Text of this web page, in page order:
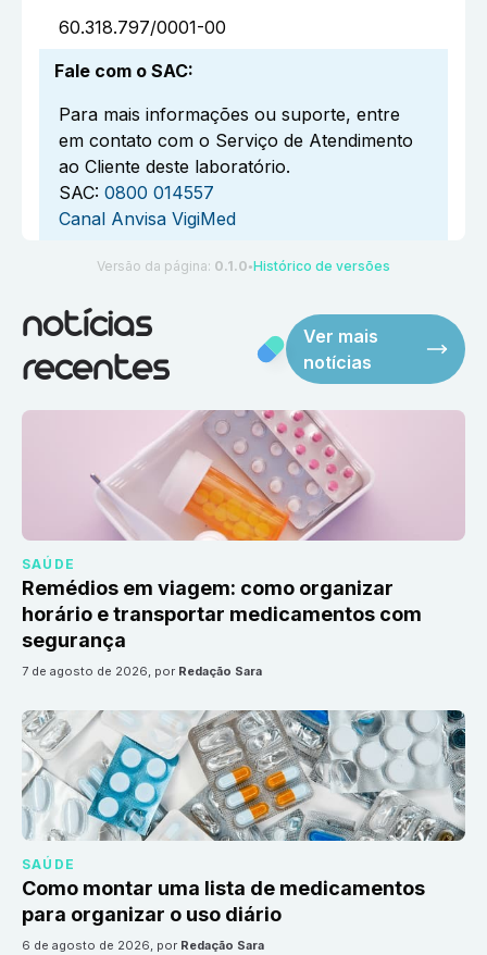
60.318.797/0001-00
Fale com o SAC:
Para mais informações ou suporte, entre
em contato com o Serviço de Atendimento
ao Cliente deste laboratório.
SAC: 0800 014557
Canal Anvisa VigiMed
Versão da página: 0.1.0 ●Histórico de versões
notícias
recentes
Ver mais
notícias
SAÚDE
Remédios em viagem: como organizar
horário e transportar medicamentos com
segurança
7 de agosto de 2026, por Redação Sara
SAÚDE
Como montar uma lista de medicamentos
para organizar o uso diário
6 de agosto de 2026, por Redação Sara